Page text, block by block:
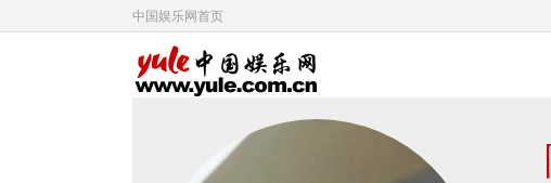
中国娱乐网首页